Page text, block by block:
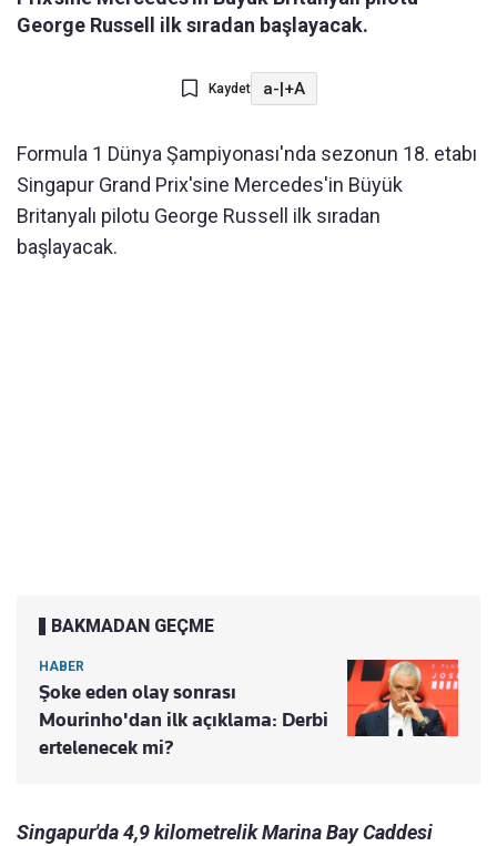
George Russell ilk sıradan başlayacak.
Kaydet a-|+A
Formula 1 Dünya Şampiyonası'nda sezonun 18. etabı
Singapur Grand Prix'sine Mercedes'in Büyük
Britanyalı pilotu George Russell ilk sıradan
başlayacak.
BAKMADAN GEÇME
HABER
Şoke eden olay sonrası
Mourinho'dan ilk açıklama: Derbi
ertelenecek mi?
Singapur'da 4,9 kilometrelik Marina Bay Caddesi